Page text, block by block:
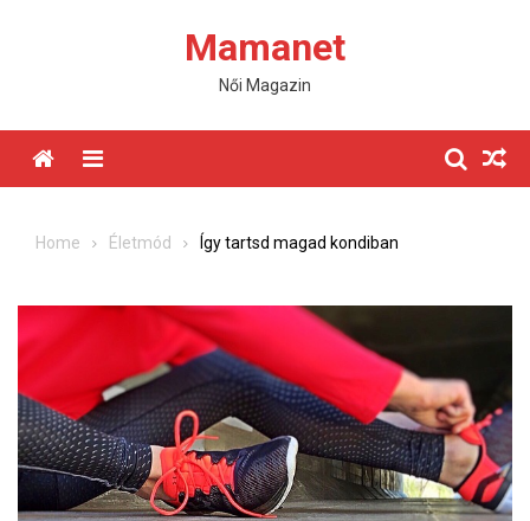
Mamanet
Női Magazin
Menu
Home Életmód Így tartsd magad kondiban